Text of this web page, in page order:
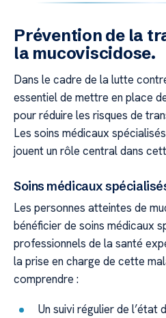
Prévention de la
la mucoviscidose.
Dans le cadre de la lutte
essentiel de mettre en place
pour réduire les risques de
Les soins médicaux
jouent un rôle central dans
Soins médicaux
Les personnes atteintes de
bénéficier de soins médicaux
professionnels de la santé
la prise en charge de cette
comprendre :
Un suivi régulier de l’état